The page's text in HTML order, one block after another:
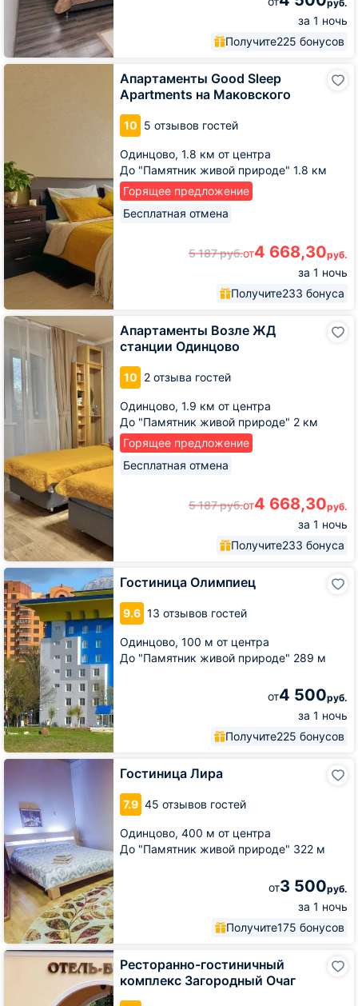
руб.
за 1 ночь
Получите225 бонусов
Апартаменты Good Sleep
Apartments на Маковского
10 5 отзывов гостей
Одинцово, 1.8 км от центра
До "Памятник живой природе" 1.8 км
Горящее предложение
Бесплатная отмена
5 187руб.от4 668,30руб.
за 1 ночь
Получите233 бонуса
Апартаменты
Апартаменты Возле ЖД
станции Одинцово
10 2 отзыва гостей
Одинцово, 1.9 км от центра
До "Памятник живой природе" 2 км
Горящее предложение
Бесплатная отмена
5 187руб.от4 668,30руб.
за 1 ночь
Получите233 бонуса
Апартаменты
ЖД
станции
Одинцово
Гостиница Олимпиец
9.6 13 отзывов гостей
Одинцово, 100 м от центра
До "Памятник живой природе" 289 м
от4 500руб.
за 1 ночь
Получите225 бонусов
Гостиница
Олимпиец
Гостиница Лира
7.9 45 отзывов гостей
Одинцово, 400 м от центра
До "Памятник живой природе" 322 м
от3 500руб.
за 1 ночь
Получите175 бонусов
Гостиница
Ресторанно-гостиничный
комплекс Загородный Очаг
Ресторанно-
гостиничный
Загородный